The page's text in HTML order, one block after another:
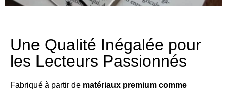
Une Qualité Inégalée pour
les Lecteurs Passionnés
Fabriqué à partir de matériaux premium comme